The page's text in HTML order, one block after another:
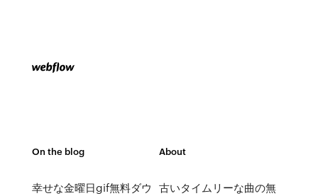
On the blog
幸せな金曜日gif無料ダウ
About
古いタイムリーな曲の無